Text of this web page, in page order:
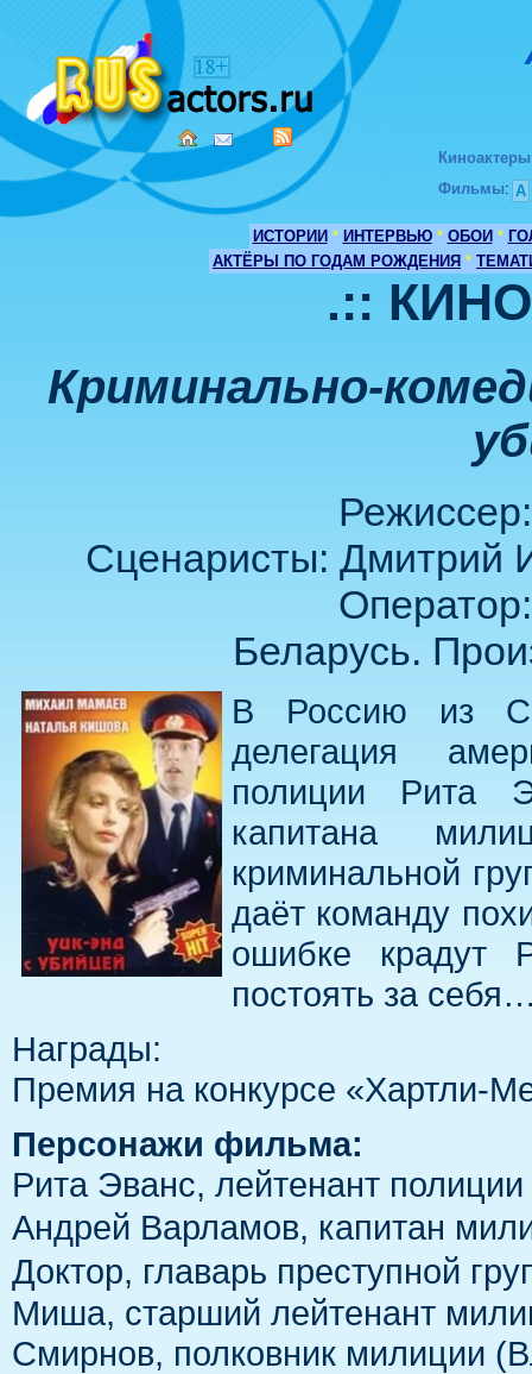
Киноактеры
Фильмы: А
ИСТОРИИ * ИНТЕРВЬЮ * ОБОИ *
АКТЁРЫ ПО ГОДАМ РОЖДЕНИЯ *
.::
Криминально-
Сценаристы: Дмитрий
Беларусь.
В Россию из
делегация
полиции Рита
капитана
криминальной
даёт команду
ошибке крадут
постоять за
Награды:
Премия на конкурсе «Хартли-
Персонажи фильма:
Рита Эванс, лейтенант
Андрей Варламов, капитан
Доктор, главарь преступной
Миша, старший лейтенант
Смирнов, полковник милиции